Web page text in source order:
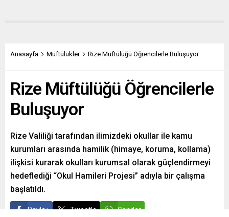
Anasayfa Müftülükler Rize Müftülüğü Öğrencilerle Buluşuyor
Rize Müftülüğü Öğrencilerle
Buluşuyor
Rize Valiliği tarafından ilimizdeki okullar ile kamu
kurumları arasında hamilik (himaye, koruma, kollama)
ilişkisi kurarak okulları kurumsal olarak güçlendirmeyi
hedeflediği “Okul Hamileri Projesi” adıyla bir çalışma
başlatıldı.
Paylaş Tweetle Gönder